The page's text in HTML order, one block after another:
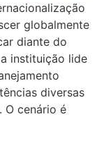
globalmente
diante do
instituição lide
diversas
O cenário é